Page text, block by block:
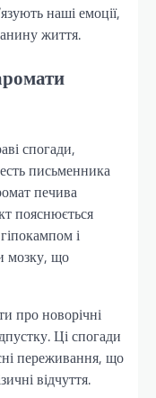
наші емоції,
життя.
спогади,
письменника
печива
пояснюється
і
мозку, що
про новорічні
Ці спогади
переживання, що
відчуття.